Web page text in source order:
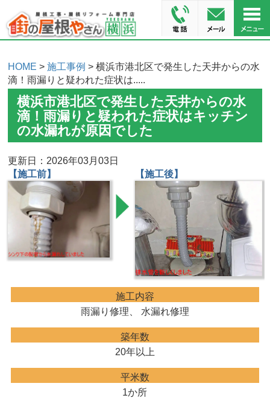
HOME >施工事例 > 横浜市港北区で発生した天井からの水
滴！雨漏りと疑われた症状は.....
横浜市港北区で発生した天井からの水
滴！雨漏りと疑われた症状はキッチン
の水漏れが原因でした
更新日：2026年03月03日
【施工前】
【施工後】
施工内容
雨漏り修理、 水漏れ修理
築年数
20年以上
平米数
1か所